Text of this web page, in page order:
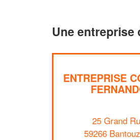
Une entreprise
ENTREPRISE
25 Grand
59266